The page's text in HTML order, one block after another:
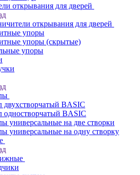
открывания для дверей
открывания для дверей
упоры
упоры (скрытые)
упоры
двухстворчатый BASIC
одностворчатый BASIC
универсальные на две створки
универсальные на одну створку